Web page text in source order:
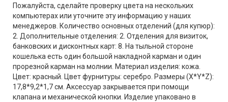
Пожалуйста, сделайте проверку цвета на нескольких
компьютерах или уточните эту информацию у наших
менеджеров. Количество основных отделений (для купюр):
2. Дополнительные отделения: 2. Отделения для визиток,
банковских и дисконтных карт: 8. На тыльной стороне
кошелька есть один большой накладной карман и один
прорезной карман на молнии. Материал изделия: кожа.
Цвет: красный. Цвет фурнитуры: серебро. Размеры (X*Y*Z):
17,8*9,2*1,7 см. Аксессуар закрывается при помощи
клапана и механической кнопки. Изделие упаковано в